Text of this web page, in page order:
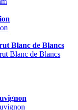
Blanc de Blancs